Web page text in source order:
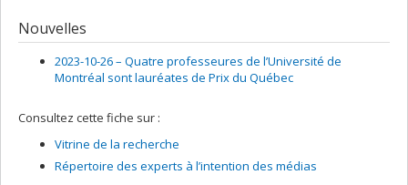
Nouvelles
2023-10-26 – Quatre professeures de l’Université de
Montréal sont lauréates de Prix du Québec
Consultez cette fiche sur :
Vitrine de la recherche
Répertoire des experts à l’intention des médias